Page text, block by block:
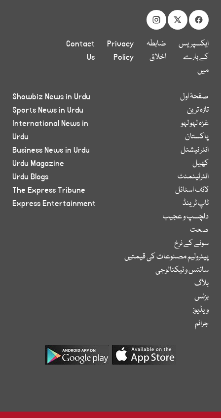
ایکسپریس
کے بارے
میں
ضابطہ
اخلاق
Privacy
Policy
Contact
Us
صفحۂ اول
تازہ ترین
غزہ لہو لہو
پاکستان
انٹر نیشنل
کھیل
انٹرٹینمنٹ
لائف اسٹائل
ٹاپ ٹرینڈ
دلچسپ و عجیب
صحت
سونے کے نرخ
پیٹرولیم مصنوعات کی قیمتیں
سائنس و ٹیکنالوجی
بلاگ
بزنس
ویڈیوز
جرائم
Showbiz News in Urdu
Sports News in Urdu
International News in
Urdu
Business News in Urdu
Urdu Magazine
Urdu Blogs
The Express Tribune
Express Entertainment